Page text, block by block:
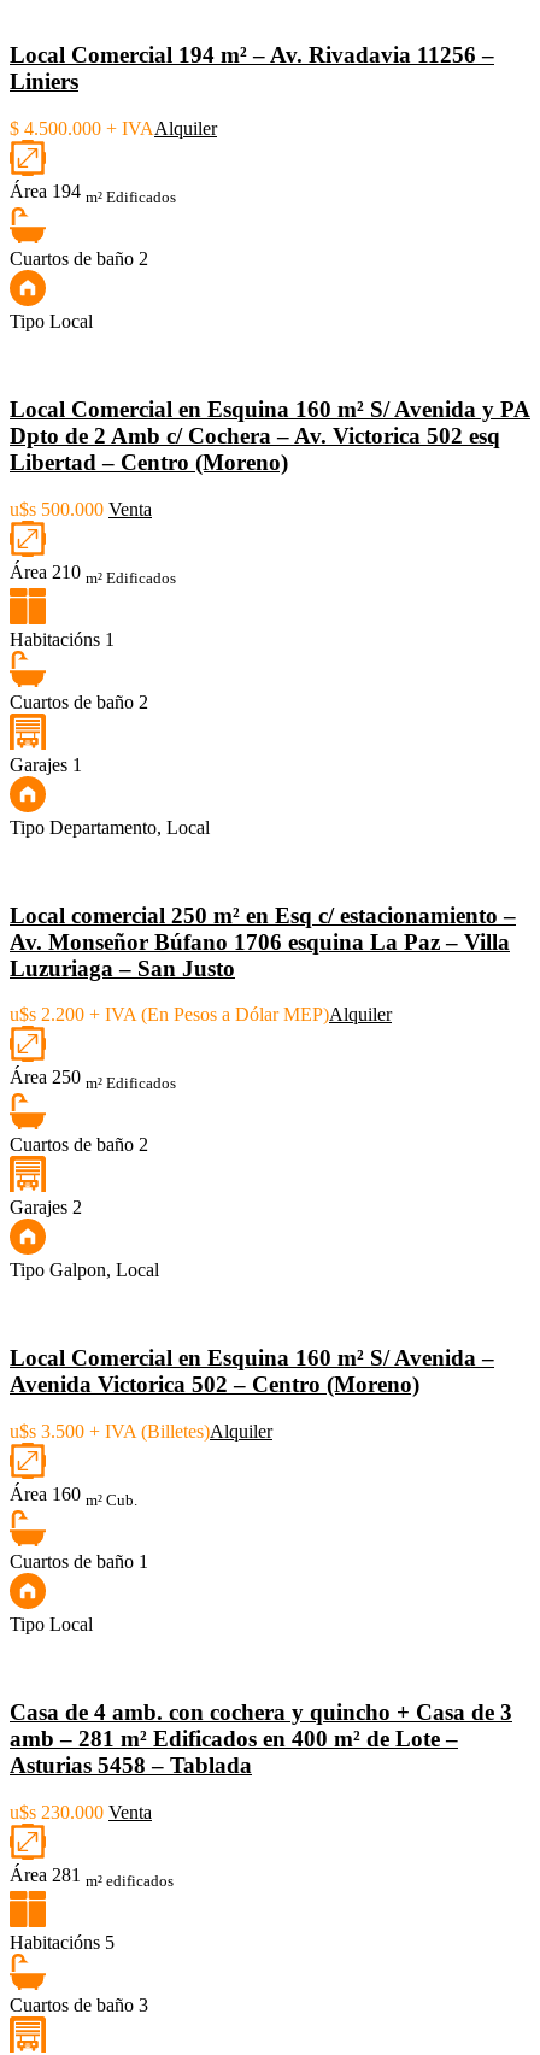
Local Comercial 194 m² – Av. Rivadavia 11256 –
Liniers
$ 4.500.000 + IVAAlquiler
Área 194 m² Edificados
Cuartos de baño 2
Tipo Local
Local Comercial en Esquina 160 m² S/ Avenida y PA
Dpto de 2 Amb c/ Cochera – Av. Victorica 502 esq
Libertad – Centro (Moreno)
u$s 500.000 Venta
Área 210 m² Edificados
Habitacións 1
Cuartos de baño 2
Garajes 1
Tipo Departamento, Local
Local comercial 250 m² en Esq c/ estacionamiento –
Av. Monseñor Búfano 1706 esquina La Paz – Villa
Luzuriaga – San Justo
u$s 2.200 + IVA (En Pesos a Dólar MEP)Alquiler
Área 250 m² Edificados
Cuartos de baño 2
Garajes 2
Tipo Galpon, Local
Local Comercial en Esquina 160 m² S/ Avenida –
Avenida Victorica 502 – Centro (Moreno)
u$s 3.500 + IVA (Billetes)Alquiler
Área 160 m² Cub.
Cuartos de baño 1
Tipo Local
Casa de 4 amb. con cochera y quincho + Casa de 3
amb – 281 m² Edificados en 400 m² de Lote –
Asturias 5458 – Tablada
u$s 230.000 Venta
Área 281 m² edificados
Habitacións 5
Cuartos de baño 3